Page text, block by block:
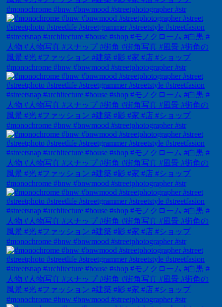
#monochrome #bnw #bnwmood #streetphotographer #str
#monochrome #bnw #bnwmood #streetphotographer #str
#monochrome #bnw #bnwmood #streetphotographer #str
#monochrome #bnw #bnwmood #streetphotographer #str
#monochrome #bnw #bnwmood #streetphotographer #str
#monochrome #bnw #bnwmood #streetphotographer #str